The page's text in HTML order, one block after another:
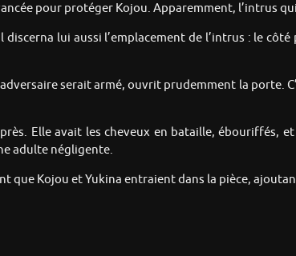
pour protéger Kojou. Apparemment, l’intrus
lui aussi l’emplacement de l’intrus : le
serait armé, ouvrit prudemment la porte.
Elle avait les cheveux en bataille, ébouriffés,
adulte négligente.
que Kojou et Yukina entraient dans la pièce,